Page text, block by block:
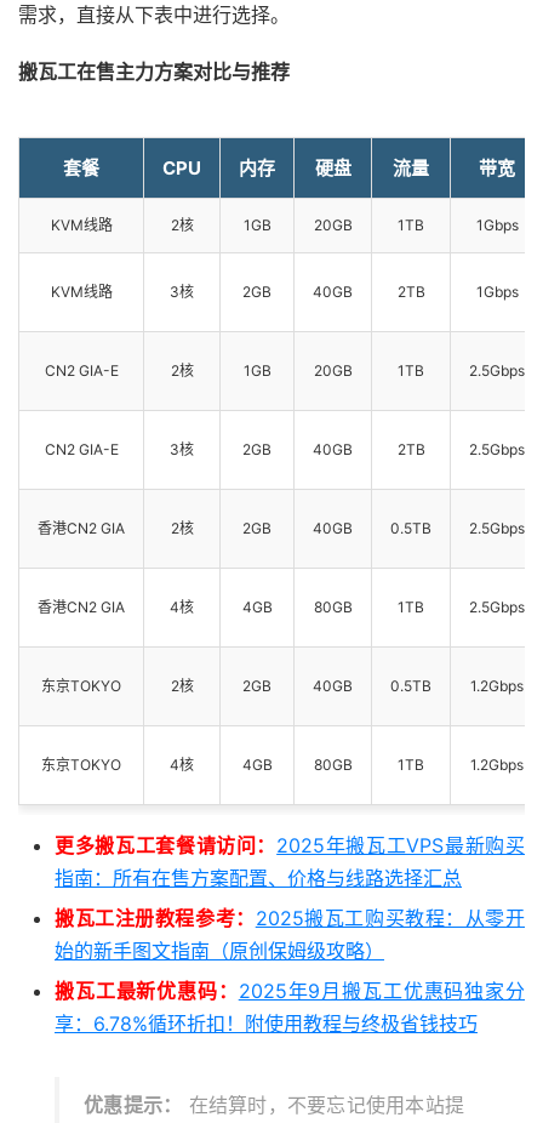
需求，直接从下表中进行选择。
搬瓦工在售主力方案对比与推荐
套餐 CPU 内存 硬盘 流量 带宽
KVM线路 2核 1GB 20GB 1TB 1Gbps
KVM线路 3核 2GB 40GB 2TB 1Gbps
CN2 GIA-E 2核 1GB 20GB 1TB 2.5Gbps
CN2 GIA-E 3核 2GB 40GB 2TB 2.5Gbps
香港CN2 GIA 2核 2GB 40GB 0.5TB 2.5Gbps
香港CN2 GIA 4核 4GB 80GB 1TB 2.5Gbps
东京TOKYO 2核 2GB 40GB 0.5TB 1.2Gbps
东京TOKYO 4核 4GB 80GB 1TB 1.2Gbps
更多搬瓦工套餐请访问： 2025年搬瓦工VPS最新购买
指南：所有在售方案配置、价格与线路选择汇总
搬瓦工注册教程参考： 2025搬瓦工购买教程：从零开
始的新手图文指南（原创保姆级攻略）
搬瓦工最新优惠码： 2025年9月搬瓦工优惠码独家分
享：6.78%循环折扣！附使用教程与终极省钱技巧
优惠提示：
在结算时，不要忘记使用本站提